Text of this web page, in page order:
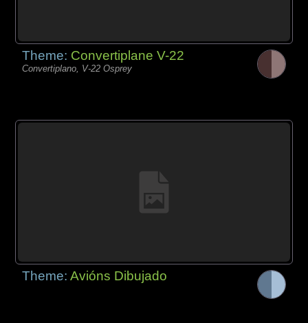
Theme: Convertiplane V-22
Convertiplano, V-22 Osprey
Theme:Avións Dibujado